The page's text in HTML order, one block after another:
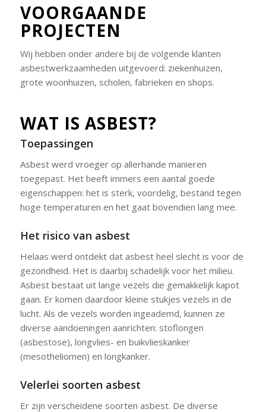
VOORGAANDE
PROJECTEN
Wij hebben onder andere bij de volgende klanten
asbestwerkzaamheden uitgevoerd: ziekenhuizen,
grote woonhuizen, scholen, fabrieken en shops.
WAT IS ASBEST?
Toepassingen
Asbest werd vroeger op allerhande manieren
toegepast. Het heeft immers een aantal goede
eigenschappen: het is sterk, voordelig, bestand tegen
hoge temperaturen en het gaat bovendien lang mee.
Het risico van asbest
Helaas werd ontdekt dat asbest heel slecht is voor de
gezondheid. Het is daarbij schadelijk voor het milieu.
Asbest bestaat uit lange vezels die gemakkelijk kapot
gaan. Er komen daardoor kleine stukjes vezels in de
lucht. Als de vezels worden ingeademd, kunnen ze
diverse aandoeningen aanrichten: stoflongen
(asbestose), longvlies- en buikvlieskanker
(mesotheliomen) en longkanker.
Velerlei soorten asbest
Er zijn verscheidene soorten asbest. De diverse